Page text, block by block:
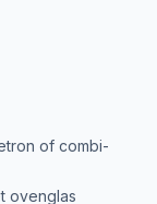
of combi-
ovenglas